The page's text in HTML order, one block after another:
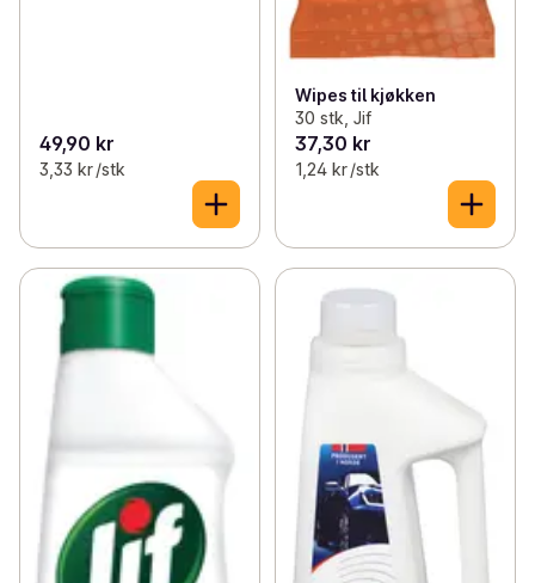
49,90 kr
3,33 kr /stk
Wipes til kjøkken
30 stk, Jif
37,30 kr
1,24 kr /stk